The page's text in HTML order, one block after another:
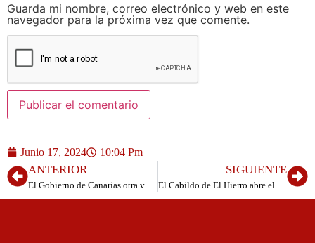
Guarda mi nombre, correo electrónico y web en este
navegador para la próxima vez que comente.
Junio 17, 2024 10:04 Pm
ANTERIOR SIGUIENTE